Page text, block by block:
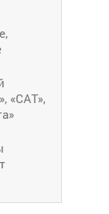
«САТ»,